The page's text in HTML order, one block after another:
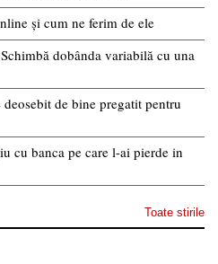
și cum ne ferim de ele
dobânda variabilă cu una
de bine pregatit pentru
cu banca pe care l-ai pierde in
Toate stirile